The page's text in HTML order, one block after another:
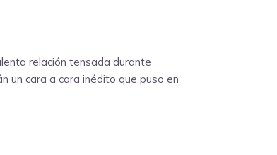
relación tensada durante
un cara a cara inédito que puso en